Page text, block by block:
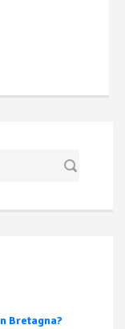
Bretagna?